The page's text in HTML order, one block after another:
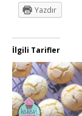
Yazdır
İlgili Tarifler